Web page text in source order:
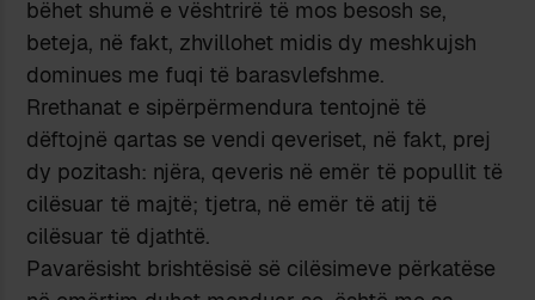
bëhet shumë e vështrirë të mos besosh se,
beteja, në fakt, zhvillohet midis dy meshkujsh
dominues me fuqi të barasvlefshme.
Rrethanat e sipërpërmendura tentojnë të
dëftojnë qartas se vendi qeveriset, në fakt, prej
dy pozitash: njëra, qeveris në emër të popullit të
cilësuar të majtë; tjetra, në emër të atij të
cilësuar të djathtë.
Pavarësisht brishtësisë së cilësimeve përkatëse